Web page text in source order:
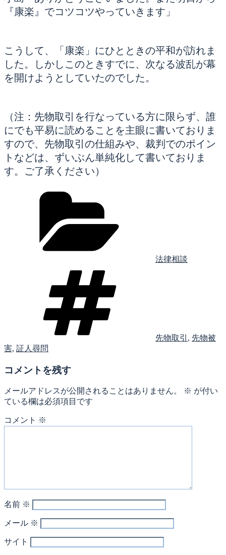
『康楽』でコツコツやっていきます」
こうして、「康楽」にひとときの平和が訪れま
した。しかしこのときすでに、次なる波乱が幕
を開けようとしていたのでした。
（注：先物取引を行なっている方に限らず、誰
にでも平易に読めることを主眼に書いておりま
すので、先物取引の仕組みや、裁判でのポイン
トなどは、ずいぶん単純化して書いておりま
す。ご了承ください）
法律相談
先物取引 , 先物被
害, 証人尋問
コメントを残す
メールアドレスが公開されることはありません。 ※ が付い
ている欄は必須項目です
コメント ※
名前 ※
メール ※
サイト